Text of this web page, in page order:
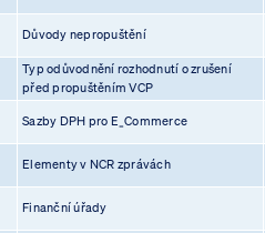
Důvody nepropuštění
Typ odůvodnění rozhodnutí o zrušení
před propuštěním VCP
Sazby DPH pro E_Commerce
Elementy v NCR zprávách
Finanční úřady